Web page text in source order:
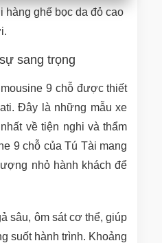
hàng ghế bọc da đỏ cao
sang trọng
9 chỗ được thiết
Đây là những mẫu xe
về tiện nghi và thẩm
9 chỗ của Tú Tài mang
nhỏ hành khách để
sâu, ôm sát cơ thể, giúp
suốt hành trình. Khoảng